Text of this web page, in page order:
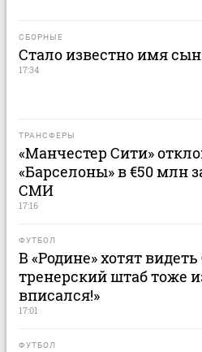
СБОРНЫЕ
Стало известно имя
17:34
ТРАНСФЕРЫ
«Манчестер Сити»
«Барселоны» в €50 млн
СМИ
17:16
ФУТБОЛ
В «Родине» хотят
тренерский штаб тоже
вписался!»
17:01
ФУТБОЛ